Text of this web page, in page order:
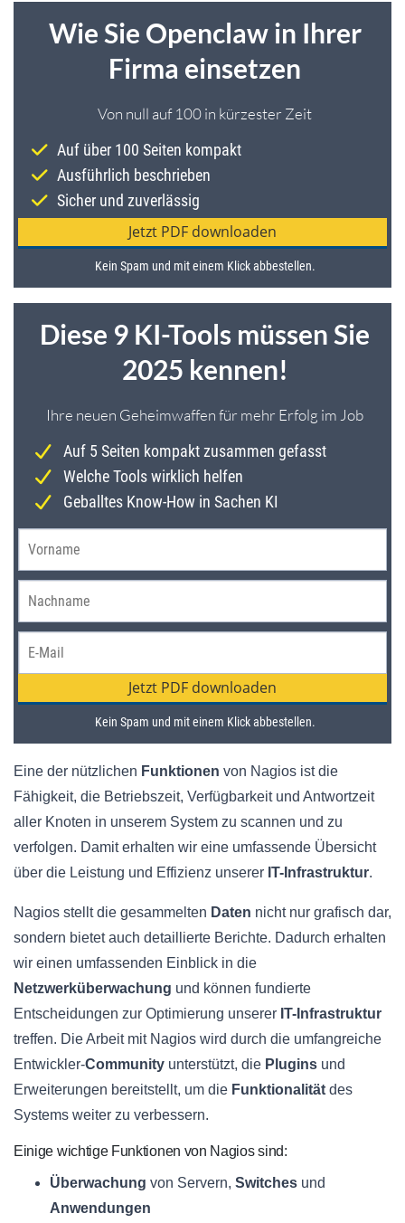
Eine der nützlichen Funktionen von Nagios ist die
Fähigkeit, die Betriebszeit, Verfügbarkeit und Antwortzeit
aller Knoten in unserem System zu scannen und zu
verfolgen. Damit erhalten wir eine umfassende Übersicht
über die Leistung und Effizienz unserer IT-Infrastruktur.
Nagios stellt die gesammelten Daten nicht nur grafisch dar,
sondern bietet auch detaillierte Berichte. Dadurch erhalten
wir einen umfassenden Einblick in die
Netzwerküberwachung und können fundierte
Entscheidungen zur Optimierung unserer IT-Infrastruktur
treffen. Die Arbeit mit Nagios wird durch die umfangreiche
Entwickler-Community unterstützt, die Plugins und
Erweiterungen bereitstellt, um die Funktionalität des
Systems weiter zu verbessern.
Einige wichtige Funktionen von Nagios sind:
Überwachung von Servern, Switches und
Anwendungen